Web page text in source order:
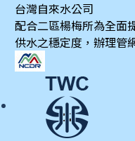
台灣自來水公司
配合二區楊梅所為全面
供水之穩定度，辦理管